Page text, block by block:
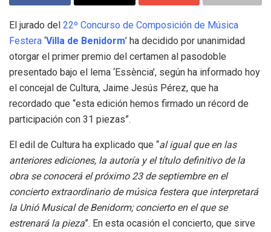
El jurado del 22º Concurso de Composición de Música
Festera ‘Villa de Benidorm’ ha decidido por unanimidad
otorgar el primer premio del certamen al pasodoble
presentado bajo el lema ‘Essència’, según ha informado hoy
el concejal de Cultura, Jaime Jesús Pérez, que ha
recordado que “esta edición hemos firmado un récord de
participación con 31 piezas”.
El edil de Cultura ha explicado que “al igual que en las
anteriores ediciones, la autoría y el título definitivo de la
obra se conocerá el próximo 23 de septiembre en el
concierto extraordinario de música festera que interpretará
la Unió Musical de Benidorm; concierto en el que se
estrenará la pieza”. En esta ocasión el concierto, que sirve